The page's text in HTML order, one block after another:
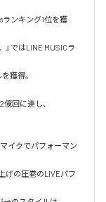
ンキング1位を獲
ではLINE MUSICラ
獲得。
回に達し、
イクでパフォーマン
げの圧巻のLIVEパフ